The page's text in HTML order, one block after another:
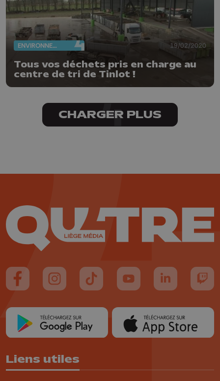
ENVIRONNEMENT 19/02/2020
Tous vos déchets pris en charge au
centre de tri de Tinlot !
CHARGER PLUS
Suivez-nous sur FaceBook
Suivez-nous sur Instagram
Suivez-nous sur TikTok
Suivez-nous sur YouTube
Suivez-nous
Liens utiles